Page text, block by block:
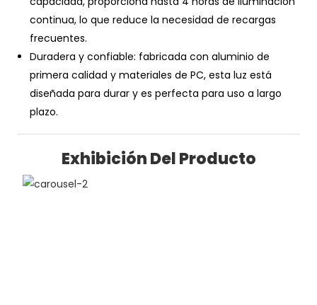
continua, lo que reduce la necesidad de recargas
frecuentes.
Duradera y confiable: fabricada con aluminio de
primera calidad y materiales de PC, esta luz está
diseñada para durar y es perfecta para uso a largo
plazo.
Exhibición Del Producto